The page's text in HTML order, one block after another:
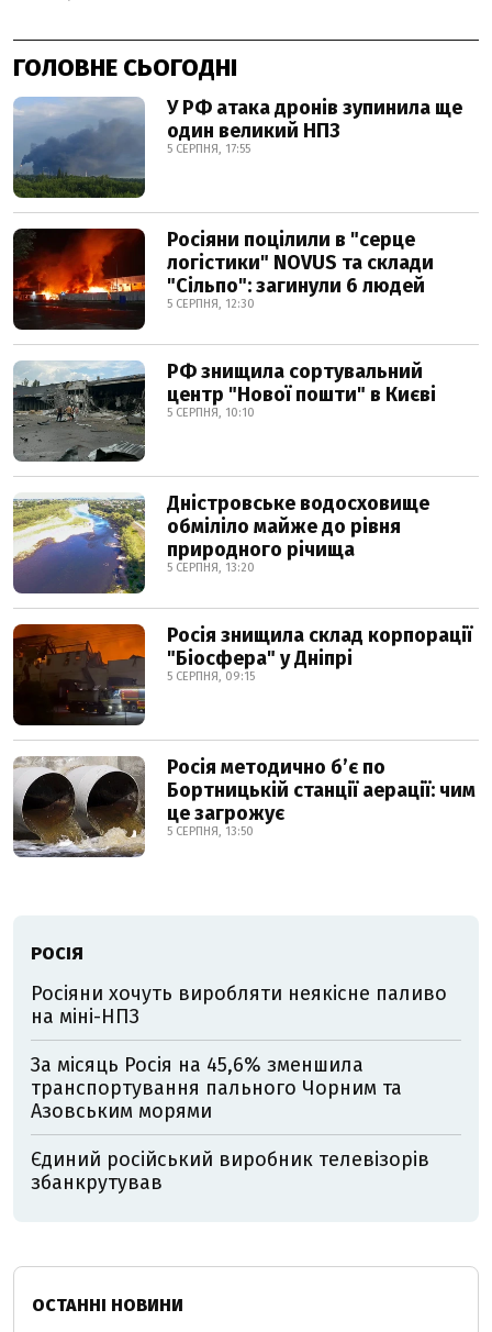
ГОЛОВНЕ СЬОГОДНІ
У РФ атака дронів зупинила ще
один великий НПЗ
5 СЕРПНЯ, 17:55
Росіяни поцілили в "серце
логістики" NOVUS та склади
"Сільпо": загинули 6 людей
5 СЕРПНЯ, 12:30
РФ знищила сортувальний
центр "Нової пошти" в Києві
5 СЕРПНЯ, 10:10
Дністровське водосховище
обміліло майже до рівня
природного річища
5 СЕРПНЯ, 13:20
Росія знищила склад корпорації
"Біосфера" у Дніпрі
5 СЕРПНЯ, 09:15
Росія методично б’є по
Бортницькій станції аерації: чим
це загрожує
5 СЕРПНЯ, 13:50
РОСІЯ
Росіяни хочуть виробляти неякісне паливо
на міні-НПЗ
За місяць Росія на 45,6% зменшила
транспортування пального Чорним та
Азовським морями
Єдиний російський виробник телевізорів
збанкрутував
ОСТАННІ НОВИНИ